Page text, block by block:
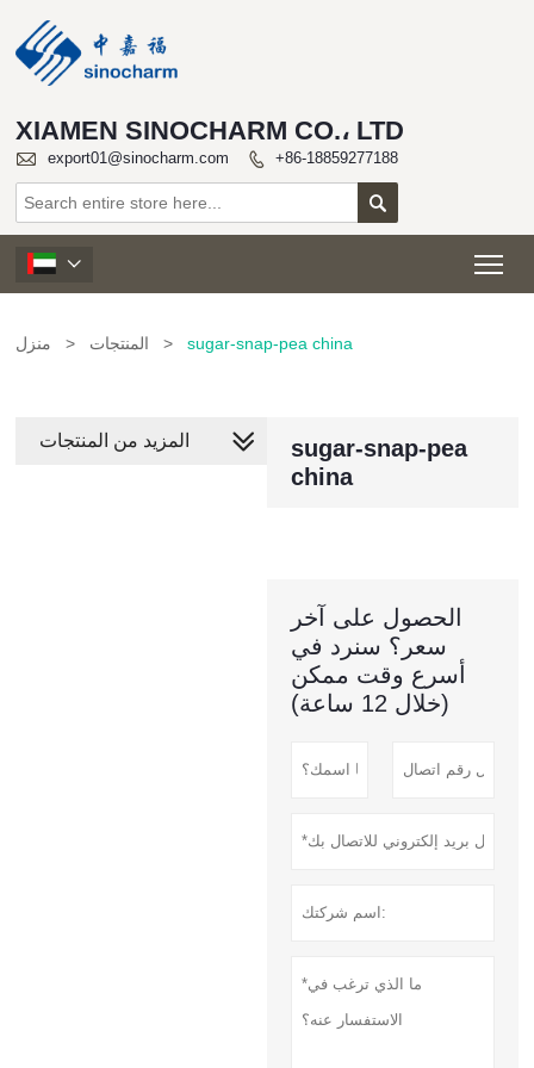
XIAMEN SINOCHARM CO.، LTD
 export01@sinocharm.com  +86-18859277188


منزل > المنتجات > sugar-snap-pea china
sugar-snap-pea
china
الحصول على آخر
سعر؟ سنرد في
أسرع وقت ممكن
(خلال 12 ساعة)
المزيد من المنتجات